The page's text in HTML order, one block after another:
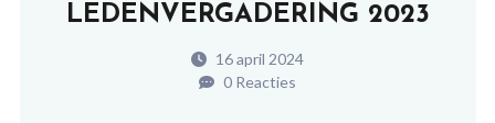
LEDENVERGADERING 2023
16 april 2024
0 Reacties